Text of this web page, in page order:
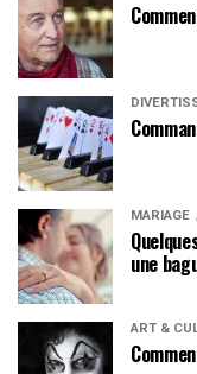
MARIAGE
une
ART &